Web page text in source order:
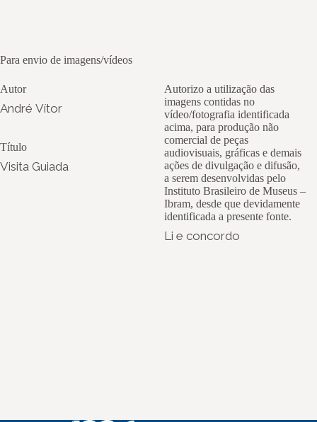
Para envio de imagens/vídeos
Autor
André Vítor
Título
Visita Guiada
Autorizo a utilização das
imagens contidas no
vídeo/fotografia identificada
acima, para produção não
comercial de peças
audiovisuais, gráficas e demais
ações de divulgação e difusão,
a serem desenvolvidas pelo
Instituto Brasileiro de Museus –
Ibram, desde que devidamente
identificada a presente fonte.
Li e concordo